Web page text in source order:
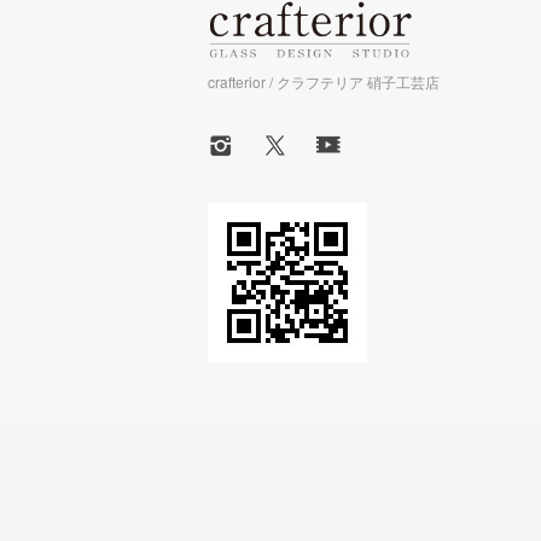
crafterior / クラフテリア 硝子工芸店